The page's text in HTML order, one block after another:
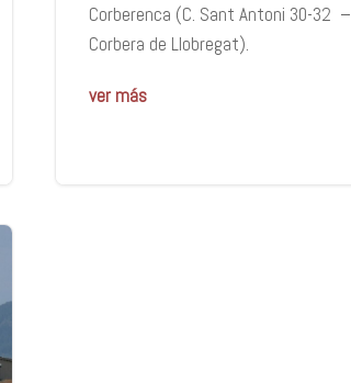
Corberenca (C. Sant Antoni 30-32 –
Corbera de Llobregat).
ver más